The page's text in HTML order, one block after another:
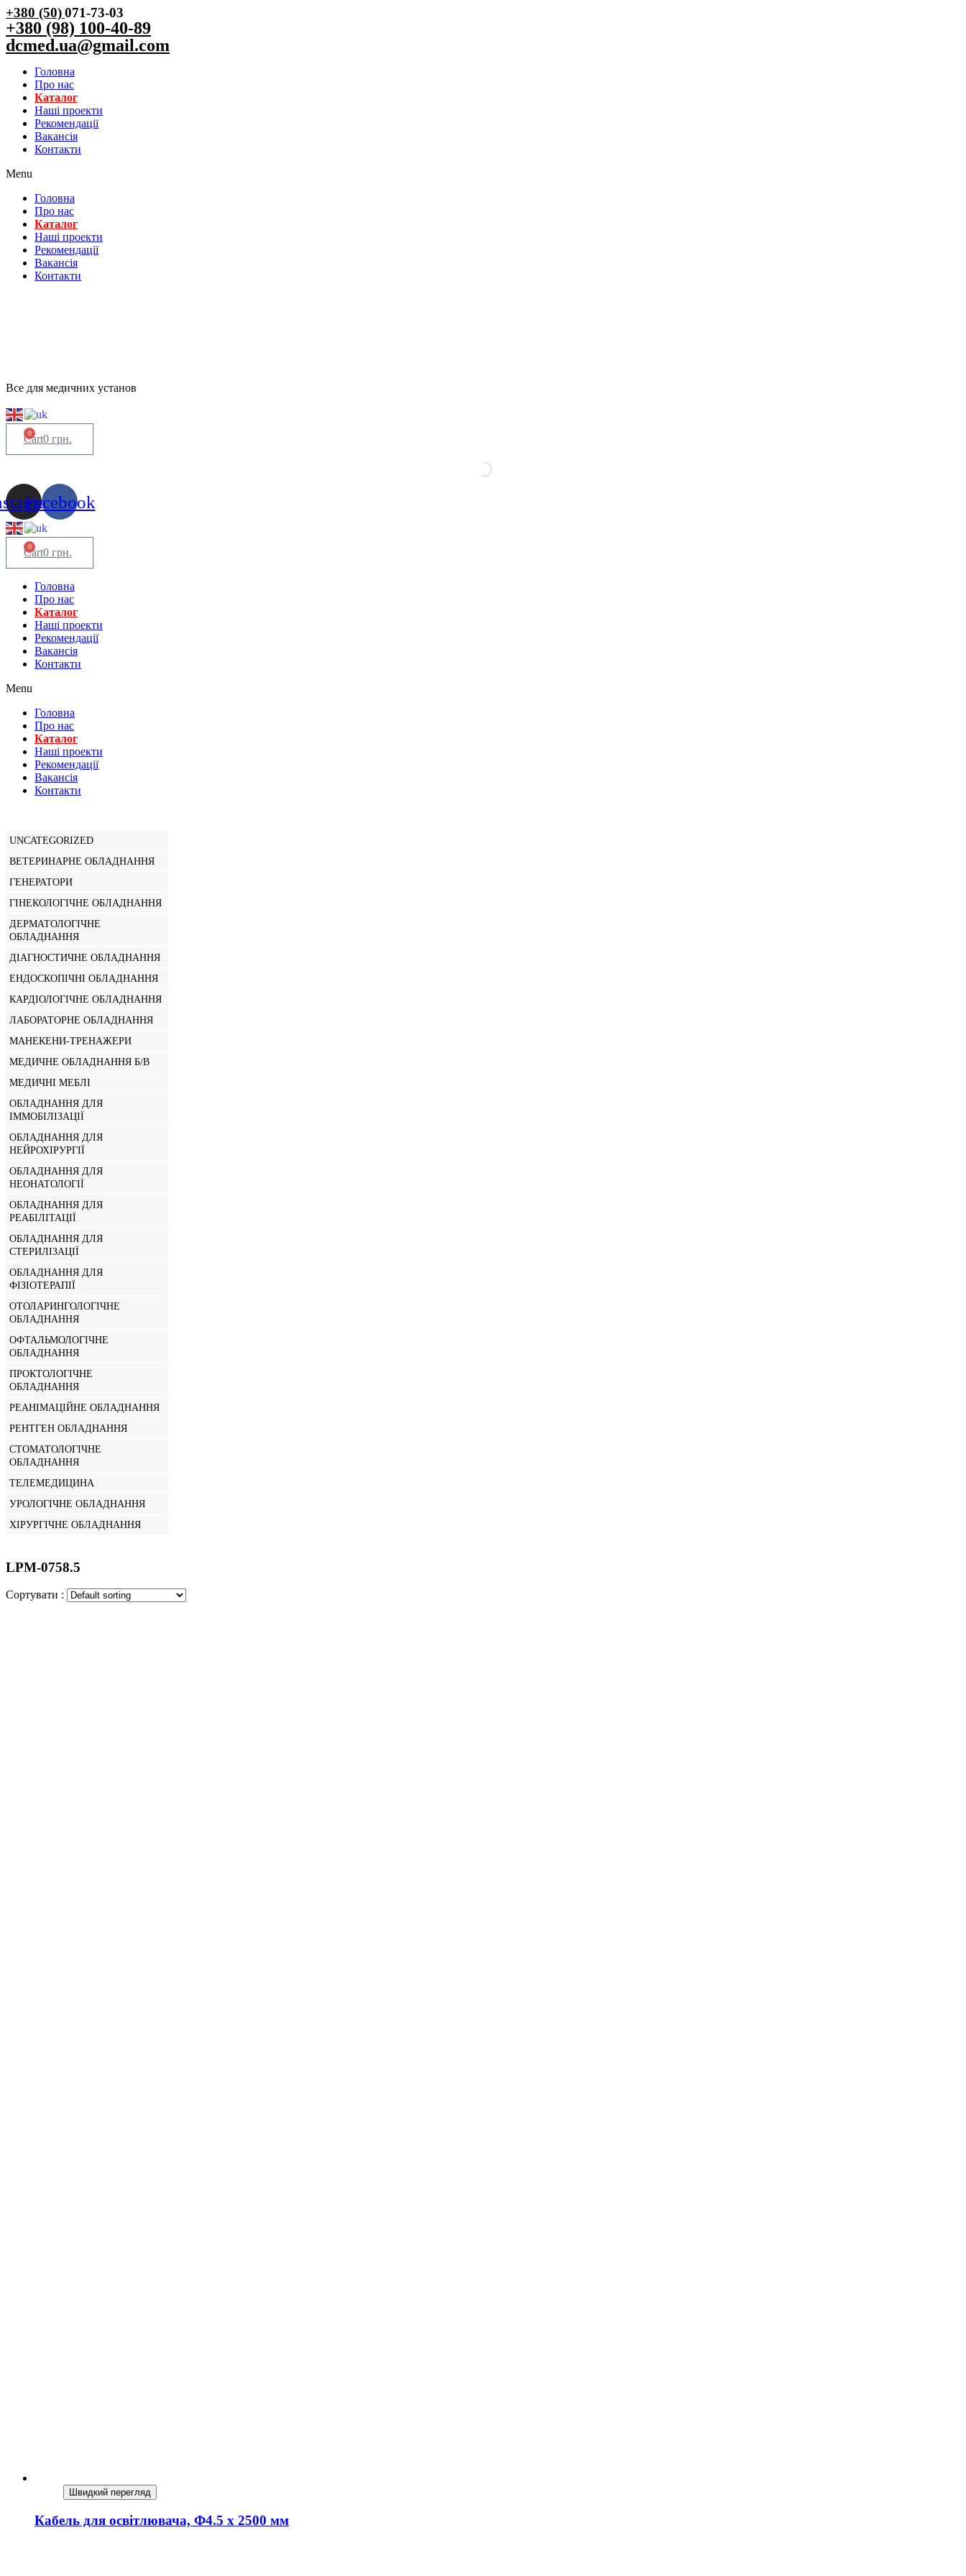
+380 (50)071-73-03
+380 (98) 100-40-89
dcmed.ua@gmail.com
Головна
Про нас
Каталог
Нашi проекти
Рекомендації
Вакансiя
Контакти
Menu
Головна
Про нас
Каталог
Нашi проекти
Рекомендації
Вакансiя
Контакти
Все для медичних установ
0 грн.
0
Cart
Facebook
0 грн.
0
Cart
Головна
Про нас
Каталог
Нашi проекти
Рекомендації
Вакансiя
Контакти
Menu
Головна
Про нас
Каталог
Нашi проекти
Рекомендації
Вакансiя
Контакти
UNCATEGORIZED
ВЕТЕРИНАРНЕ ОБЛАДНАННЯ
ГЕНЕРАТОРИ
ГІНЕКОЛОГІЧНЕ ОБЛАДНАННЯ
ДЕРМАТОЛОГІЧНЕ
ОБЛАДНАННЯ
ДІАГНОСТИЧНЕ ОБЛАДНАННЯ
ЕНДОСКОПІЧНІ ОБЛАДНАННЯ
КАРДІОЛОГІЧНЕ ОБЛАДНАННЯ
ЛАБОРАТОРНЕ ОБЛАДНАННЯ
МАНЕКЕНИ-ТРЕНАЖЕРИ
МЕДИЧНЕ ОБЛАДНАННЯ Б/В
МЕДИЧНІ МЕБЛІ
ОБЛАДНАННЯ ДЛЯ
ІММОБІЛІЗАЦІЇ
ОБЛАДНАННЯ ДЛЯ
НЕЙРОХІРУРГІЇ
ОБЛАДНАННЯ ДЛЯ
НЕОНАТОЛОГІЇ
ОБЛАДНАННЯ ДЛЯ
РЕАБІЛІТАЦІЇ
ОБЛАДНАННЯ ДЛЯ
СТЕРИЛІЗАЦІЇ
ОБЛАДНАННЯ ДЛЯ
ФІЗІОТЕРАПІЇ
ОТОЛАРИНГОЛОГІЧНЕ
ОБЛАДНАННЯ
ОФТАЛЬМОЛОГІЧНЕ
ОБЛАДНАННЯ
ПРОКТОЛОГІЧНЕ
ОБЛАДНАННЯ
РЕАНІМАЦІЙНЕ ОБЛАДНАННЯ
РЕНТГЕН ОБЛАДНАННЯ
СТОМАТОЛОГІЧНЕ
ОБЛАДНАННЯ
ТЕЛЕМЕДИЦИНА
УРОЛОГІЧНЕ ОБЛАДНАННЯ
ХІРУРГІЧНЕ ОБЛАДНАННЯ
LPM-0758.5
Сортувати :
Швидкий перегляд
Кабель для освітлювача, Ф4.5 х 2500 мм